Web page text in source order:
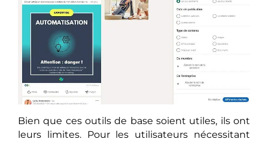
Bien que ces outils de base soient utiles, ils ont
leurs limites. Pour les utilisateurs nécessitant